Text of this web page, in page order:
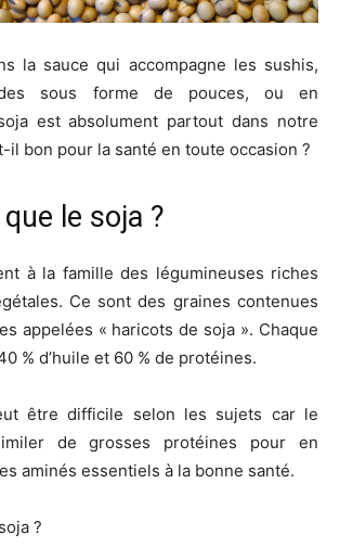
la sauce qui accompagne les sushis,
sous forme de pouces, ou en
est absolument partout dans notre
il bon pour la santé en toute occasion ?
que le soja ?
à la famille des légumineuses riches
Ce sont des graines contenues
appelées « haricots de soja ». Chaque
% d’huile et 60 % de protéines.
être difficile selon les sujets car le
de grosses protéines pour en
aminés essentiels à la bonne santé.
?